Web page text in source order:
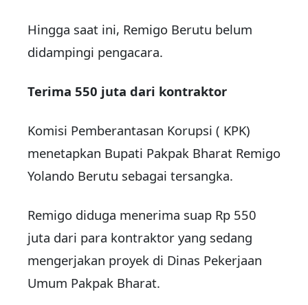
Hingga saat ini, Remigo Berutu belum
didampingi pengacara.
Terima 550 juta dari kontraktor
Komisi Pemberantasan Korupsi ( KPK)
menetapkan Bupati Pakpak Bharat Remigo
Yolando Berutu sebagai tersangka.
Remigo diduga menerima suap Rp 550
juta dari para kontraktor yang sedang
mengerjakan proyek di Dinas Pekerjaan
Umum Pakpak Bharat.